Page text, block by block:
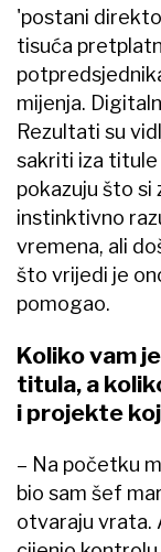
'postani
tisuća
mijenja.
Rezultati su
sakriti iza
pokazuju što si
instinktivno
vremena, ali
što vrijedi je
pomogao.
Koliko vam
titula, a
i projekte
– Na početku
bio sam šef
otvaraju vrata.